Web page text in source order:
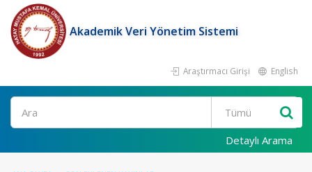
Akademik Veri Yönetim Sistemi
Araştırmacı Girişi English
Ara
Detaylı Arama